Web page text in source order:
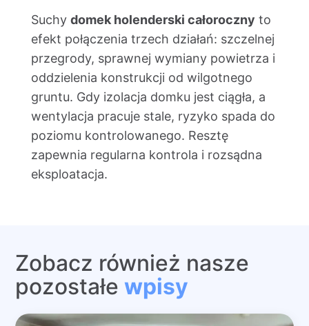
Suchy domek holenderski całoroczny to
efekt połączenia trzech działań: szczelnej
przegrody, sprawnej wymiany powietrza i
oddzielenia konstrukcji od wilgotnego
gruntu. Gdy izolacja domku jest ciągła, a
wentylacja pracuje stale, ryzyko spada do
poziomu kontrolowanego. Resztę
zapewnia regularna kontrola i rozsądna
eksploatacja.
Zobacz również nasze
pozostałewpisy